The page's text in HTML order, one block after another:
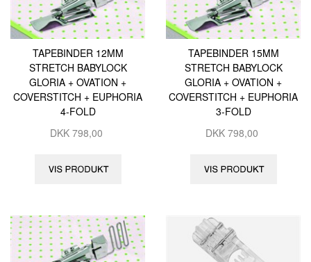
TAPEBINDER 12MM
STRETCH BABYLOCK
GLORIA + OVATION +
COVERSTITCH + EUPHORIA
4-FOLD
DKK 798,00
TAPEBINDER 15MM
STRETCH BABYLOCK
GLORIA + OVATION +
COVERSTITCH + EUPHORIA
3-FOLD
DKK 798,00